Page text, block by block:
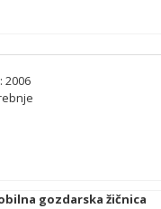
2006
gozdarska žičnica